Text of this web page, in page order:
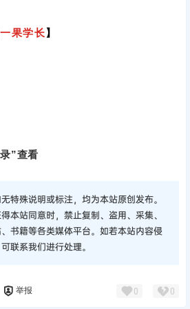
一果学长】
”查看
特殊说明或标注，均为本站原创发布。
本站同意时，禁止复制、盗用、采集、
书籍等各类媒体平台。如若本站内容侵
联系我们进行处理。
举报 0 0